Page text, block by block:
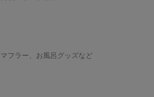
マフラー、お風呂グッズなど